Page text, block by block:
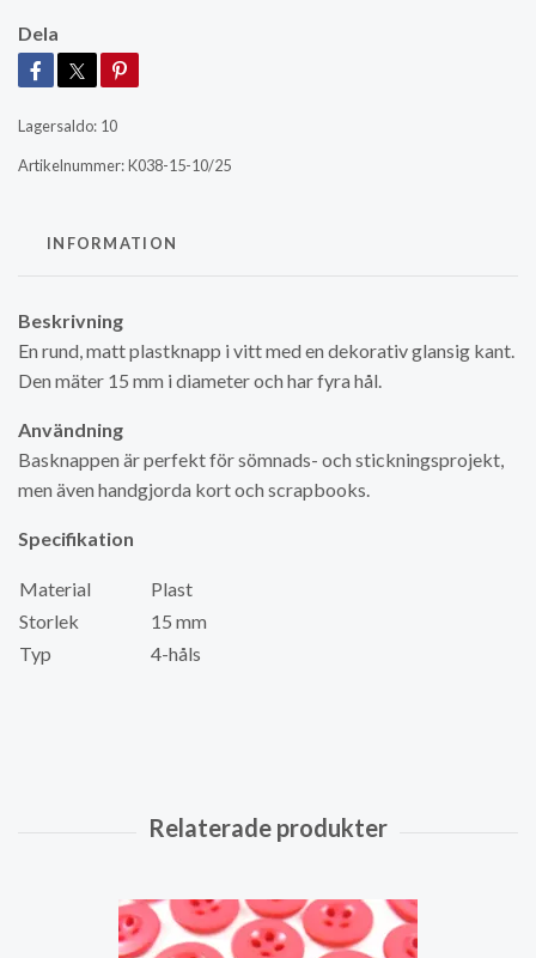
Dela
Lagersaldo: 10
Artikelnummer:K038-15-10/25
INFORMATION
Beskrivning
En rund, matt plastknapp i vitt med en dekorativ glansig kant.
Den mäter 15 mm i diameter och har fyra hål.
Användning
Basknappen är perfekt för sömnads- och stickningsprojekt,
men även handgjorda kort och scrapbooks.
Specifikation
Material
Plast
Storlek
15 mm
Typ
4-håls